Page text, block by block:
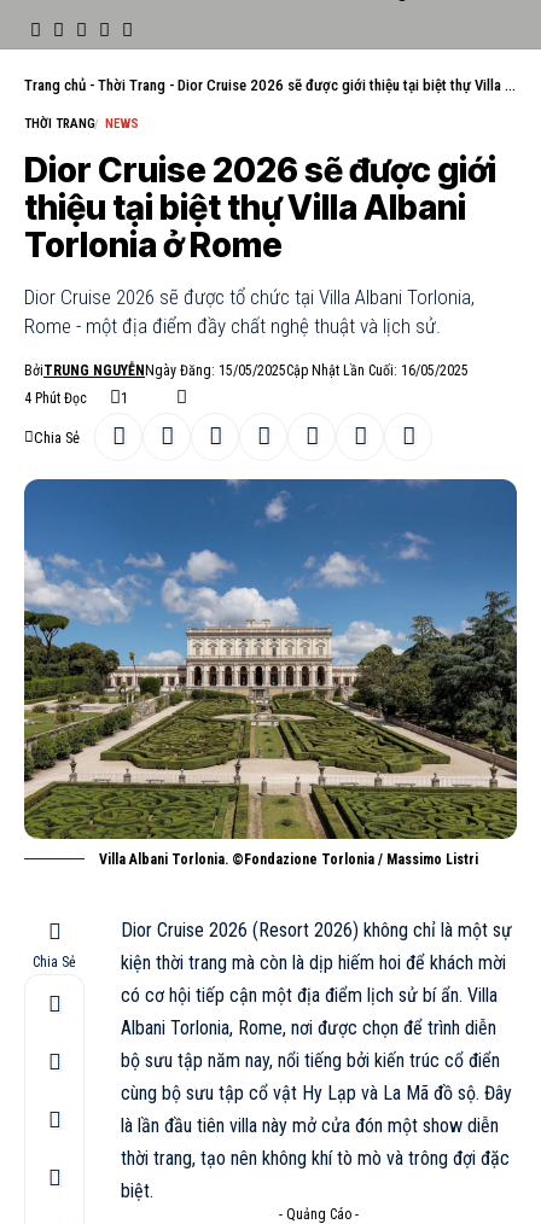
Trang chủ - Thời Trang - Dior Cruise 2026 sẽ được giới thiệu tại biệt thự Villa Albani Torlonia ở Rome
THỜI TRANG NEWS
Dior Cruise 2026 sẽ được giới
thiệu tại biệt thự Villa Albani
Torlonia ở Rome
Dior Cruise 2026 sẽ được tổ chức tại Villa Albani Torlonia,
Rome - một địa điểm đầy chất nghệ thuật và lịch sử.
BởiTRUNG NGUYỄN Ngày Đăng: 15/05/2025Cập Nhật Lần Cuối: 16/05/2025
4 Phút Đọc
1
Chia Sẻ
Villa Albani Torlonia. ©Fondazione Torlonia / Massimo Listri
Chia Sẻ
Dior Cruise 2026 (Resort 2026) không chỉ là một sự
kiện thời trang mà còn là dịp hiếm hoi để khách mời
có cơ hội tiếp cận một địa điểm lịch sử bí ẩn. Villa
Albani Torlonia, Rome, nơi được chọn để trình diễn
bộ sưu tập năm nay, nổi tiếng bởi kiến trúc cổ điển
cùng bộ sưu tập cổ vật Hy Lạp và La Mã đồ sộ. Đây
là lần đầu tiên villa này mở cửa đón một show diễn
thời trang, tạo nên không khí tò mò và trông đợi đặc
biệt.
- Quảng Cáo -